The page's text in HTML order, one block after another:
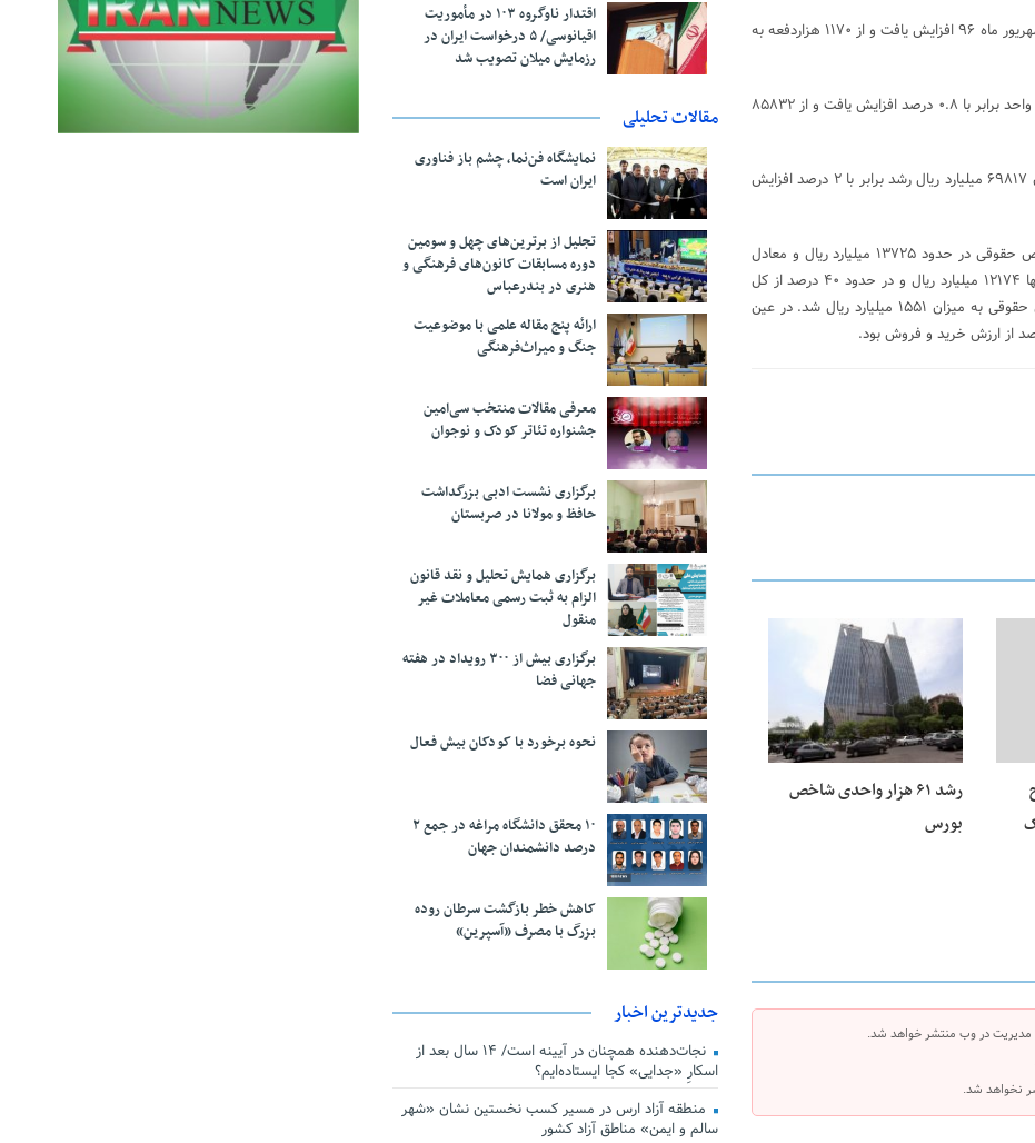
در مهر ۹۶، دفعات معاملات سهام برابر با ۱۷درصد در مقایسه با پایان شهریور ماه ۹۶ افزایش یافت و از ۱۱۷۰ هزاردفعه به
شاخص بورس در پایان مهر۹۶ در مقایسه با شهریور ۹۶، به میزان ۶۴۸ واحد برابر با ۰.۸ درصد افزایش یافت و از ۸۵۸۳۲
ارزش بازار در پایان مهر ماه ۹۶ در مقایسه با پایان شهریور ۹۶ به میزان ۶۹۸۱۷ میلیارد ریال رشد برابر با ۲ درصد افزایش
بر اساس معاملات نرمال، در این ماه ارزش سهام خریداری شده اشخاص حقوقی در حدود ۱۳۷۲۵ میلیارد ریال و معادل
۴۵ درصد از کل خریدها بود، در حالی که ارزش سهام فروخته شده آنها ۱۲۱۷۴ میلیارد ریال و در حدود ۴۰ درصد از کل
فروش ها بود. بر این اساس در این ماه سرمایه گذاری خالص اشخاص حقوقی به میزان ۱۵۵۱ میلیارد ریال شد. در عین
رشد ۶۱ هزار واحدی شاخص
بورس
مدیریت در وب منتشر خواهد شد.
نخواهد شد.
اقتدار ناوگروه ۱۰۳ در مأموریت‌
اقیانوسی/ ۵ درخواست ایران در
رزمایش میلان تصویب شد
مقالات تحلیلی
نمایشگاه فن‌نما، چشم باز فناوری
ایران است
تجلیل از بر‌ترین‌های چهل و سومین
دوره مسابقات کانون‌های فرهنگی و
هنری در بندرعباس
ارائه پنج مقاله علمی با موضوعیت
جنگ و میراث‌فرهنگی
معرفی مقالات منتخب سی‌امین
جشنواره تئاتر کودک و نوجوان
برگزاری نشست ادبی بزرگداشت
حافظ و مولانا در صربستان
برگزاری همایش تحلیل و نقد قانون
الزام به ثبت رسمی معاملات غیر
منقول
برگزاری بیش از ۳۰۰ رویداد در هفته
جهانی فضا
نحوه برخورد با کودکان بیش فعال
۱۰ محقق دانشگاه مراغه در جمع ۲
درصد دانشمندان جهان
کاهش خطر بازگشت سرطان روده
بزرگ با مصرف «آسپرین»
جدیدترین اخبار
نجات‌دهنده‌ همچنان در آیینه است/ ۱۴ سال بعد از
اسکارِ «جدایی» کجا ایستاده‌ایم؟
منطقه آزاد ارس در مسیر کسب نخستین نشان «شهر
سالم و ایمن» مناطق آزاد کشور